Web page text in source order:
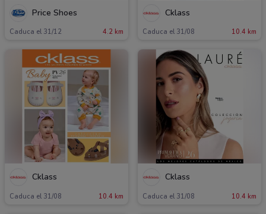
Price Shoes
Caduca el 31/12 4.2 km
Cklass
Caduca el 31/08 10.4 km
Cklass
Caduca el 31/08 10.4 km
Cklass
Caduca el 31/08 10.4 km